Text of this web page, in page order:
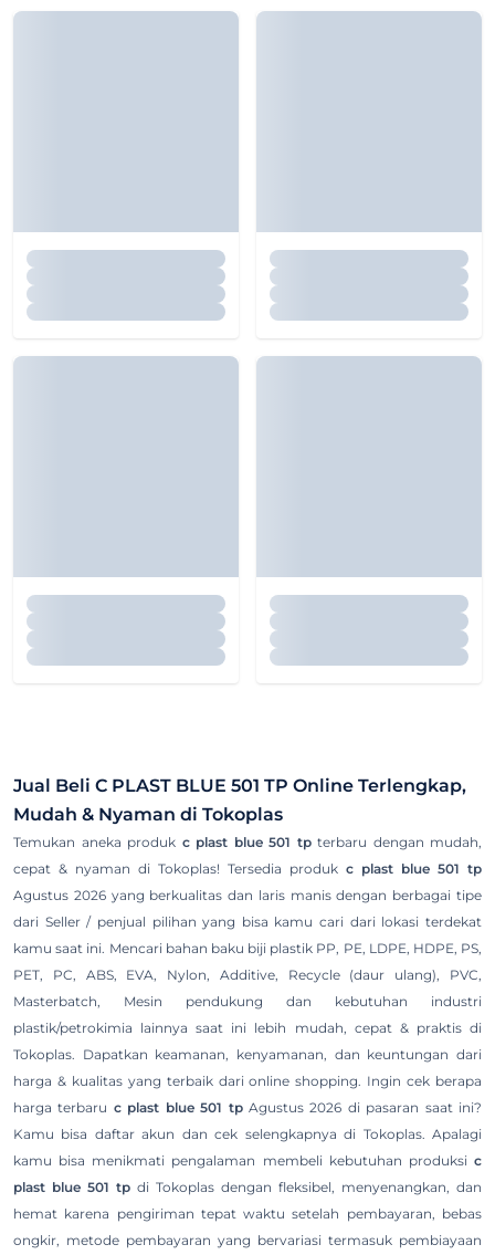
Jual Beli C PLAST BLUE 501 TP Online Terlengkap,
Mudah & Nyaman di Tokoplas
Temukan aneka produk c plast blue 501 tpterbaru dengan mudah,
cepat & nyaman di Tokoplas! Tersedia produk c plast blue 501 tp
Agustus 2026 yang berkualitas dan laris manis dengan berbagai tipe
dari Seller / penjual pilihan yang bisa kamu cari dari lokasi terdekat
kamu saat ini. Mencari bahan baku biji plastik PP, PE, LDPE, HDPE, PS,
PET, PC, ABS, EVA, Nylon, Additive, Recycle (daur ulang), PVC,
Masterbatch, Mesin pendukung dan kebutuhan industri
plastik/petrokimia lainnya saat ini lebih mudah, cepat & praktis di
Tokoplas. Dapatkan keamanan, kenyamanan, dan keuntungan dari
harga & kualitas yang terbaik dari online shopping. Ingin cek berapa
harga terbaru c plast blue 501 tpAgustus 2026 di pasaran saat ini?
Kamu bisa daftar akun dan cek selengkapnya di Tokoplas. Apalagi
kamu bisa menikmati pengalaman membeli kebutuhan produksi c
plast blue 501 tp di Tokoplas dengan fleksibel, menyenangkan, dan
hemat karena pengiriman tepat waktu setelah pembayaran, bebas
ongkir, metode pembayaran yang bervariasi termasuk pembiayaan